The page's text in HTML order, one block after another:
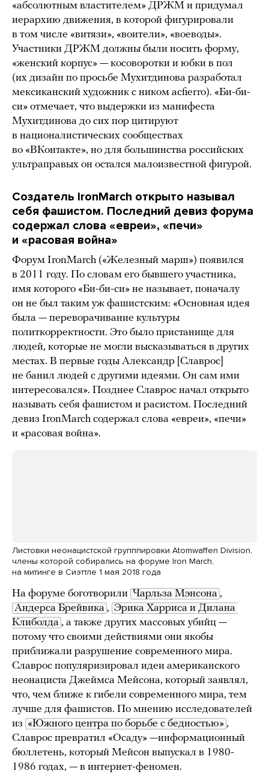
«абсолютным властителем» ДРЖМ и придумал
иерархию движения, в которой фигурировали
в том числе «витязи», «воители», «воеводы».
Участники ДРЖМ должны были носить форму,
«женский корпус» — косоворотки и юбки в пол
(их дизайн по просьбе Мухитдинова разработал
мексиканский художник с ником acfierro). «Би-би-
си» отмечает, что выдержки из манифеста
Мухитдинова до сих пор цитируют
в националистических сообществах
во «ВКонтакте», но для большинства российских
ультраправых он остался малоизвестной фигурой.
Создатель IronMarch открыто называл
себя фашистом. Последний девиз форума
содержал слова «евреи», «печи»
и «расовая война»
Форум IronMarch («Железный марш») появился
в 2011 году. По словам его бывшего участника,
имя которого «Би-би-си» не называет, поначалу
он не был таким уж фашистским: «Основная идея
была — переворачивание культуры
политкорректности. Это было пристанище для
людей, которые не могли высказываться в других
местах. В первые годы Александр [Славрос]
не банил людей с другими идеями. Он сам ими
интересовался». Позднее Славрос начал открыто
называть себя фашистом и расистом. Последний
девиз IronMarch содержал слова «евреи», «печи»
и «расовая война».
Листовки неонацистской групппировки Atomwaffen Division,
члены которой собирались на форуме Iron March,
на митинге в Сиэттле 1 мая 2018 года
На форуме боготворили Чарльза Мэнсона ,
Андерса Брейвика , Эрика Харриса и Дилана
Клиболда , а также других массовых убийц —
потому что своими действиями они якобы
приближали разрушение современного мира.
Славрос популяризировал идеи американского
неонациста Джеймса Мейсона, который заявлял,
что, чем ближе к гибели современного мира, тем
лучше для фашистов. По мнению исследователей
из «Южного центра по борьбе с бедностью» ,
Славрос превратил «Осаду» —информационный
бюллетень, который Мейсон выпускал в 1980-
1986 годах, — в интернет-феномен.